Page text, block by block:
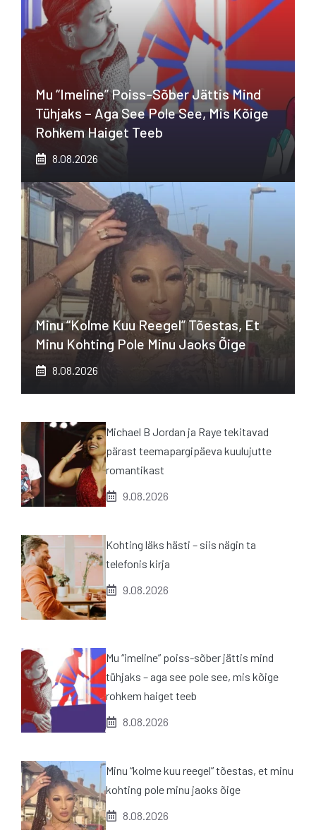
Mu “imeline” Poiss-Sõber Jättis Mind
Tühjaks – Aga See Pole See, Mis Kõige
Rohkem Haiget Teeb
8.08.2026
Minu “kolme Kuu Reegel” Tõestas, Et
Minu Kohting Pole Minu Jaoks Õige
8.08.2026
Michael B Jordan ja Raye tekitavad
pärast teemapargipäeva kuulujutte
romantikast
9.08.2026
Kohting läks hästi – siis nägin ta
telefonis kirja
9.08.2026
Mu “imeline” poiss-sõber jättis mind
tühjaks – aga see pole see, mis kõige
rohkem haiget teeb
8.08.2026
Minu “kolme kuu reegel” tõestas, et minu
kohting pole minu jaoks õige
8.08.2026